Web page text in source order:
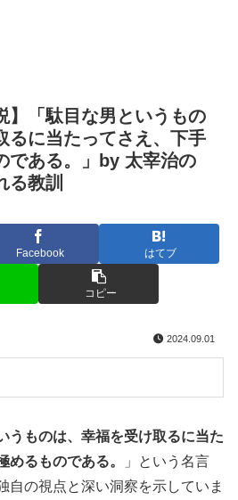
】「駄目な男というもの
るに当たってさえ、下手
である。」by 太宰治の
る教訓
Facebook はてブ
コピー
2024.09.01
うものは、幸福を受け取るに当た
めるものである。
」という名言
自の視点と深い洞察を示していま